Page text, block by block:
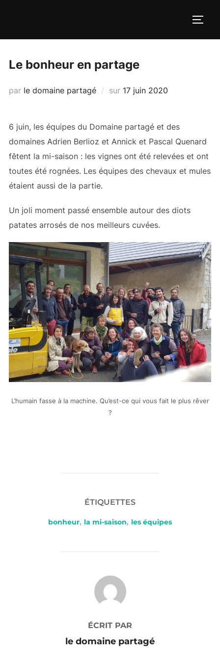
Le bonheur en partage
par le domaine partagé sur Publié
17 juin 2020
6 juin, les équipes du Domaine partagé et des
domaines Adrien Berlioz et Annick et Pascal Quenard
fêtent la mi-saison : les vignes ont été relevées et ont
toutes été rognées. Les équipes des chevaux et mules
étaient aussi de la partie.
Un joli moment passé ensemble autour des diots
patates arrosés de nos meilleurs cuvées.
L’humain fasse à la machine. Qu’est-ce qui vous fait le plus rêver
?
ÉTIQUETTES
bonheur, la mi-saison, les équipes
AUTEUR DE LA PUBLICATION
ÉCRIT PAR
le domaine partagé